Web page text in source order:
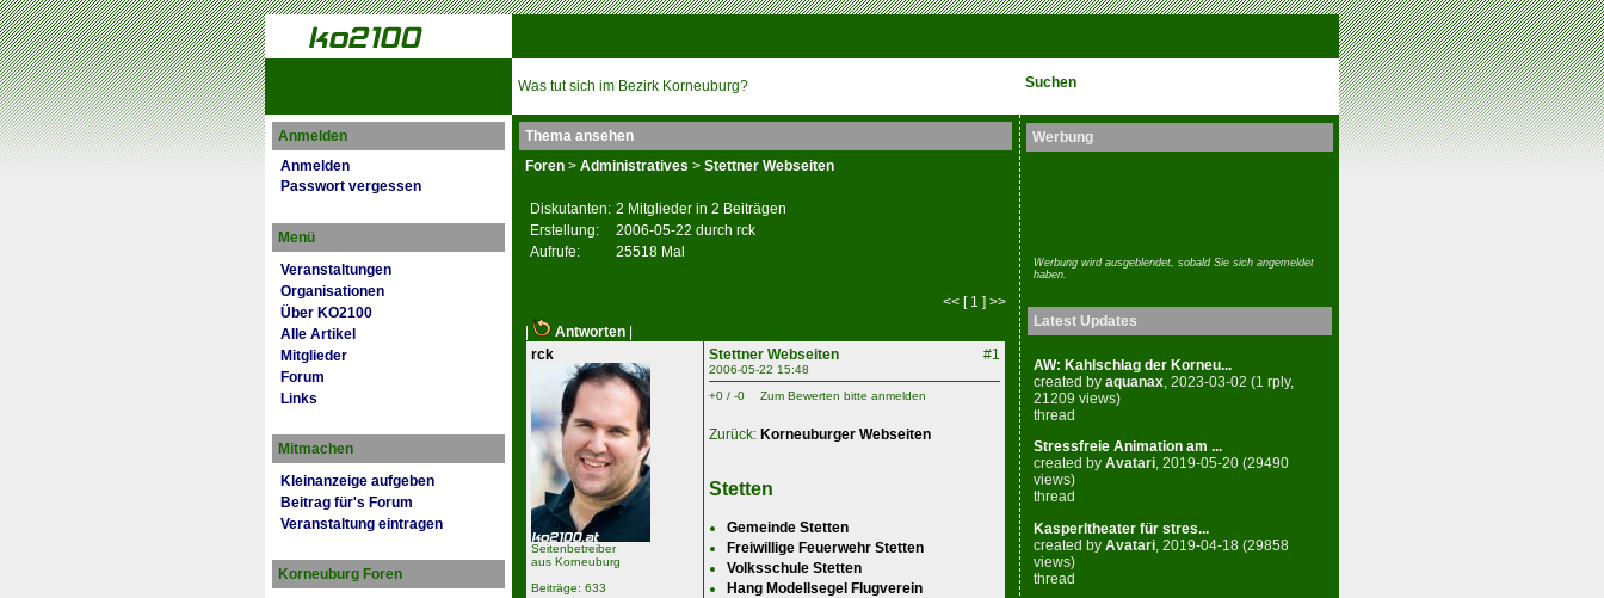
Was tut sich im Bezirk Korneuburg? Suchen
Anmelden
Anmelden
Passwort vergessen
Menü
Veranstaltungen
Organisationen
Über KO2100
Alle Artikel
Mitglieder
Forum
Links
Mitmachen
Kleinanzeige aufgeben
Beitrag für's Forum
Veranstaltung eintragen
Korneuburg Foren
Thema ansehen
Foren > Administratives > Stettner Webseiten
Diskutanten: 2 Mitglieder in 2 Beiträgen
Erstellung:
2006-05-22 durch rck
Aufrufe:
25518 Mal
<< [ 1 ] >>
Antworten
rck
Seitenbetreiber
aus Korneuburg
Beiträge: 633
#1
Stettner Webseiten
2006-05-22 15:48
+0 / -0
Zum Bewerten bitte anmelden
Zurück: Korneuburger Webseiten
Stetten
Gemeinde Stetten
Freiwillige Feuerwehr Stetten
Volksschule Stetten
Hang Modellsegel Flugverein
Werbung
Werbung wird ausgeblendet, sobald Sie sich angemeldet
haben.
Latest Updates
AW: Kahlschlag der Korneu...
created by aquanax, 2023-03-02 (1 rply,
21209 views)
thread
Stressfreie Animation am ...
created by Avatari, 2019-05-20 (29490
views)
thread
Kasperltheater für stres...
created by Avatari , 2019-04-18 (29858
views)
thread